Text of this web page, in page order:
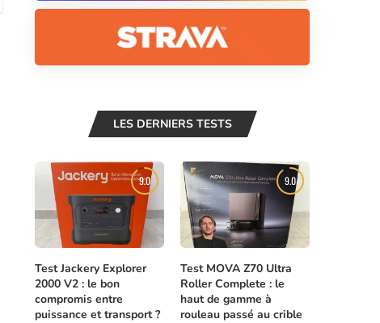
LES DERNIERS TESTS
9.0
Test Jackery Explorer
2000 V2 : le bon
compromis entre
puissance et transport ?
9.0
Test MOVA Z70 Ultra
Roller Complete : le
haut de gamme à
rouleau passé au crible